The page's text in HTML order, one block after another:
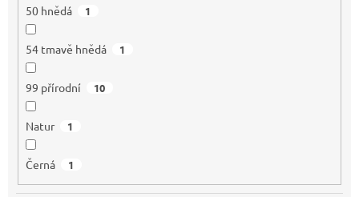
50 hnědá 1
54 tmavě hnědá 1
99 přírodní 10
Natur 1
Černá 1